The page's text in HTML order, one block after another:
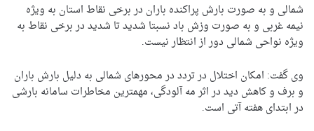
شمالی و به صورت بارش پراکنده باران در برخی نقاط استان به ویژه
نیمه غربی و به صورت وزش باد نسبتا شدید تا شدید در برخی نقاط به
ویژه نواحی شمالی دور از انتظار نیست.
وی گفت: امکان اختلال در تردد در محورهای شمالی به دلیل بارش باران
و برف و کاهش دید در اثر مه آلودگی، مهمترین مخاطرات سامانه بارشی
در ابتدای هفته آتی است.